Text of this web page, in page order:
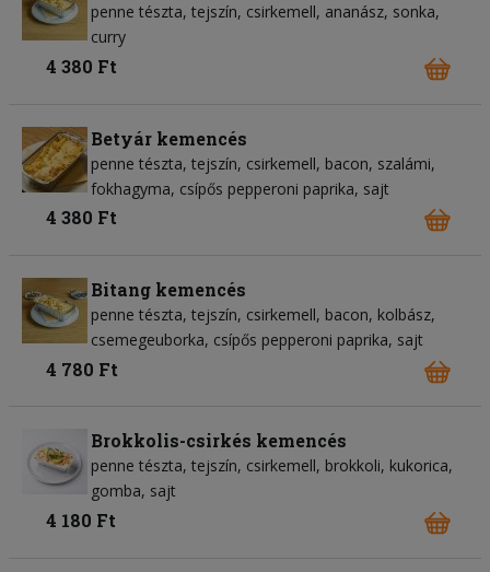
penne tészta tejszín csirkemell ananász sonka
curry
4 380 Ft
Betyár kemencés
penne tészta tejszín csirkemell bacon szalámi
fokhagyma csípős pepperoni paprika sajt
4 380 Ft
Bitang kemencés
penne tészta tejszín csirkemell bacon kolbász
csemegeuborka csípős pepperoni paprika sajt
4 780 Ft
Brokkolis-csirkés kemencés
penne tészta tejszín csirkemell brokkoli kukorica
gomba sajt
4 180 Ft